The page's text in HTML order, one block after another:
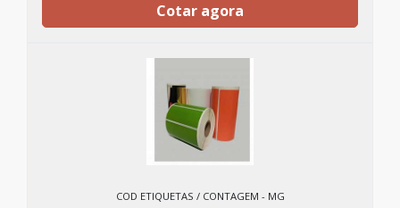
Cotar agora
COD ETIQUETAS / CONTAGEM - MG